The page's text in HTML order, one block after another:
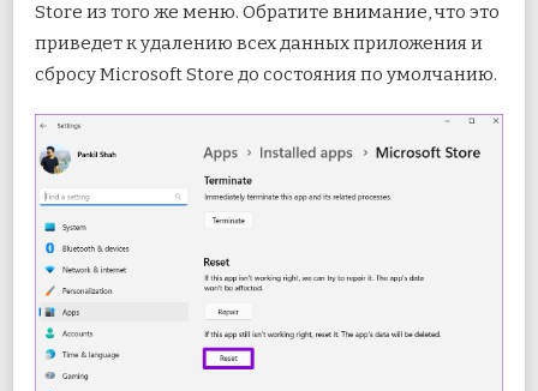
Store из того же меню. Обратите внимание, что это
приведет к удалению всех данных приложения и
сбросу Microsoft Store до состояния по умолчанию.